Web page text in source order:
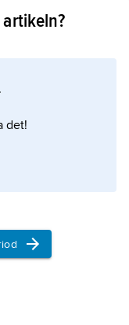
om
om lagar,
det!